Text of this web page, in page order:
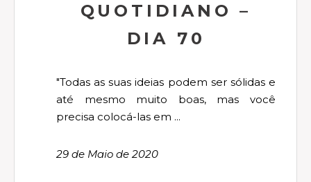
QUOTIDIANO –
DIA 70
"Todas as suas ideias podem ser sólidas e
até mesmo muito boas, mas você
precisa colocá-las em ...
29 de Maio de 2020